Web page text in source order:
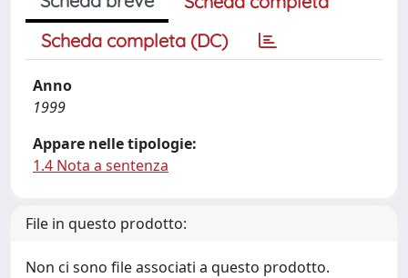
Scheda completa (DC)
Anno
1999
Appare nelle tipologie:
1.4 Nota a sentenza
File in questo prodotto:
Non ci sono file associati a questo prodotto.